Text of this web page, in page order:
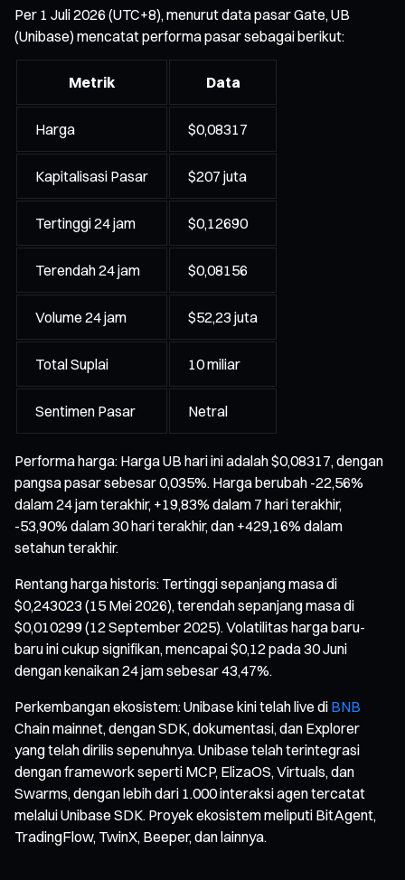
Per 1 Juli 2026 (UTC+8), menurut data pasar Gate, UB
(Unibase) mencatat performa pasar sebagai berikut:
Metrik Data
Harga $0,08317
Kapitalisasi Pasar $207 juta
Tertinggi 24 jam $0,12690
Terendah 24 jam $0,08156
Volume 24 jam $52,23 juta
Total Suplai 10 miliar
Sentimen Pasar Netral
Performa harga: Harga UB hari ini adalah $0,08317, dengan
pangsa pasar sebesar 0,035%. Harga berubah -22,56%
dalam 24 jam terakhir, +19,83% dalam 7 hari terakhir,
-53,90% dalam 30 hari terakhir, dan +429,16% dalam
setahun terakhir.
Rentang harga historis: Tertinggi sepanjang masa di
$0,243023 (15 Mei 2026), terendah sepanjang masa di
$0,010299 (12 September 2025). Volatilitas harga baru-
baru ini cukup signifikan, mencapai $0,12 pada 30 Juni
dengan kenaikan 24 jam sebesar 43,47%.
Perkembangan ekosistem: Unibase kini telah live di BNB
Chain mainnet, dengan SDK, dokumentasi, dan Explorer
yang telah dirilis sepenuhnya. Unibase telah terintegrasi
dengan framework seperti MCP, ElizaOS, Virtuals, dan
Swarms, dengan lebih dari 1.000 interaksi agen tercatat
melalui Unibase SDK. Proyek ekosistem meliputi BitAgent,
TradingFlow, TwinX, Beeper, dan lainnya.